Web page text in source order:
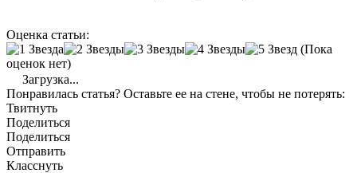
Оценка статьи:
(Пока
оценок нет)
Загрузка...
Понравилась статья? Оставьте ее на стене, чтобы не потерять:
Твитнуть
Поделиться
Поделиться
Отправить
Класснуть